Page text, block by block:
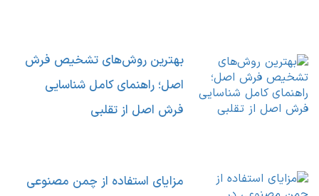
بهترین روش‌های تشخیص فرش
اصل؛ راهنمای کامل شناسایی
فرش اصل از تقلبی
مزایای استفاده از چمن مصنوعی